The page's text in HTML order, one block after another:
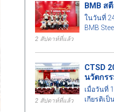
โดยคณะ
สถาปัตยก
มีความห
ต้องการ
2 สัปดาห์ที่แล้ว
BMB ส
ในวันที่
BMB
2 สัปดาห์ที่แล้ว
CTSD
นวัตกร
เมื่อวันที่
เกียรติเ